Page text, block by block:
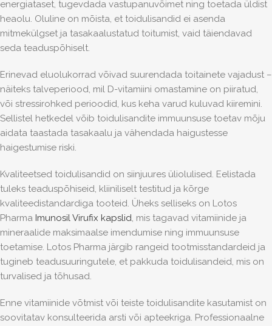
energiataset, tugevdada vastupanuvõimet ning toetada üldist
heaolu. Oluline on mõista, et toidulisandid ei asenda
mitmekülgset ja tasakaalustatud toitumist, vaid täiendavad
seda teaduspõhiselt.
Erinevad eluolukorrad võivad suurendada toitainete vajadust –
näiteks talveperiood, mil D-vitamiini omastamine on piiratud,
või stressirohked perioodid, kus keha varud kuluvad kiiremini.
Sellistel hetkedel võib toidulisandite immuunsuse toetav mõju
aidata taastada tasakaalu ja vähendada haigustesse
haigestumise riski.
Kvaliteetsed toidulisandid on siinjuures üliolulised. Eelistada
tuleks teaduspõhiseid, kliiniliselt testitud ja kõrge
kvaliteedistandardiga tooteid. Üheks selliseks on Lotos
Pharma Imunosil Virufix kapslid, mis tagavad vitamiinide ja
mineraalide maksimaalse imendumise ning immuunsuse
toetamise. Lotos Pharma järgib rangeid tootmisstandardeid ja
tugineb teadusuuringutele, et pakkuda toidulisandeid, mis on
turvalised ja tõhusad.
Enne vitamiinide võtmist või teiste toidulisandite kasutamist on
soovitatav konsulteerida arsti või apteekriga. Professionaalne